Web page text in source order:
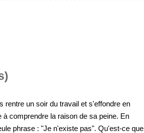
rentre un soir du travail et s'effondre en
comprendre la raison de sa peine. En
phrase : "Je n'existe pas". Qu'est-ce que